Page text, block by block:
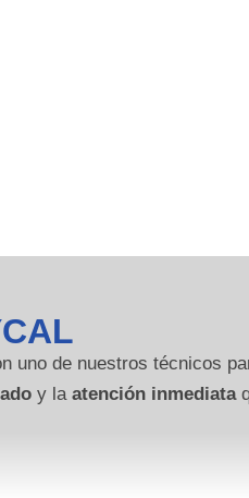
uno de nuestros técnicos
y la atención inmediata